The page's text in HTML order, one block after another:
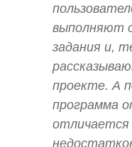
выполняют
задания и,
проекте. А
программа